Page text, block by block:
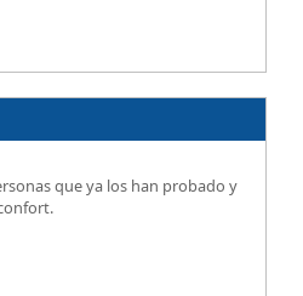
que ya los han probado y